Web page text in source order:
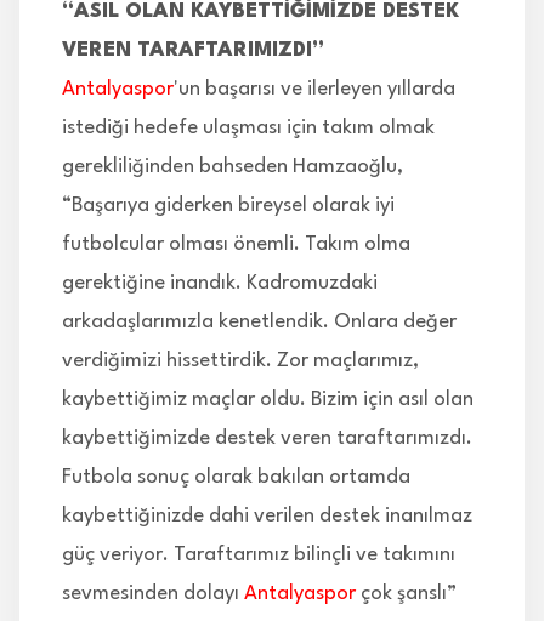
“ASIL OLAN KAYBETTİĞİMİZDE DESTEK
VEREN TARAFTARIMIZDI”
Antalyaspor'un başarısı ve ilerleyen yıllarda
istediği hedefe ulaşması için takım olmak
gerekliliğinden bahseden Hamzaoğlu,
“Başarıya giderken bireysel olarak iyi
futbolcular olması önemli. Takım olma
gerektiğine inandık. Kadromuzdaki
arkadaşlarımızla kenetlendik. Onlara değer
verdiğimizi hissettirdik. Zor maçlarımız,
kaybettiğimiz maçlar oldu. Bizim için asıl olan
kaybettiğimizde destek veren taraftarımızdı.
Futbola sonuç olarak bakılan ortamda
kaybettiğinizde dahi verilen destek inanılmaz
güç veriyor. Taraftarımız bilinçli ve takımını
sevmesinden dolayı Antalyaspor çok şanslı”